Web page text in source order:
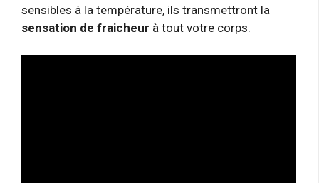
sensibles à la température, ils transmettront la
sensation de fraicheur à tout votre corps.